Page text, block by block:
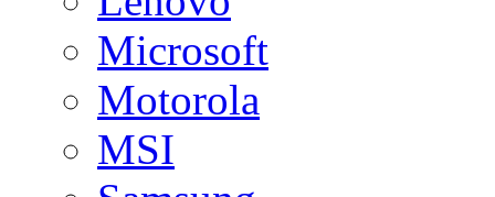
Microsoft
Motorola
MSI